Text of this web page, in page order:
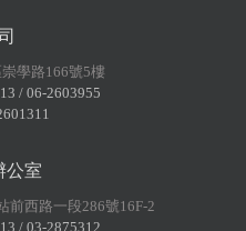
學路166號5樓
/ 06-2603955
公室
前西路一段286號16F-2
/ 03-2875312